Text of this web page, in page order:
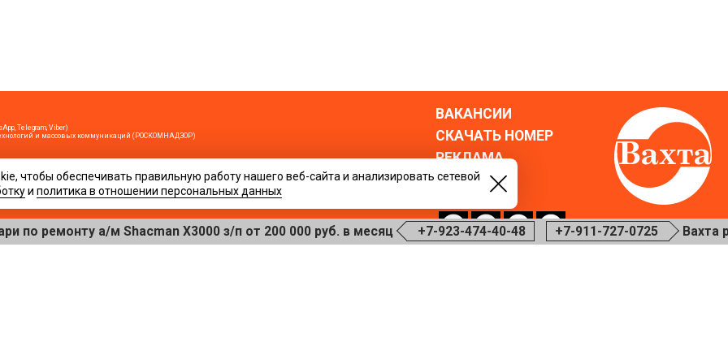
а/м Shacman X3000 з/п от 200 000 руб. в месяц +7-923-474-40-48 +7-911-727-0725 Вахта ру ООО
ВАКАНСИИ
СКАЧАТЬ НОМЕР
РЕКЛАМА
БЛОГ
Telegram, Viber)
и массовых коммуникаций (РОСКОМНАДЗОР)
возможно только при условии гиперссылки на сайт www.evahta.ru
не может нести ответственность за их содержание.
к определенному полу (мужскому или женскому), вы можете претендовать независимо от вашего пола.
сетевой трафик.
чтобы обеспечивать правильную работу нашего веб-сайта и анализировать сетевой
и политика в отношении персональных данных